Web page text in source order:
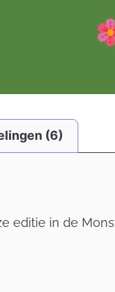
(6)
editie in de